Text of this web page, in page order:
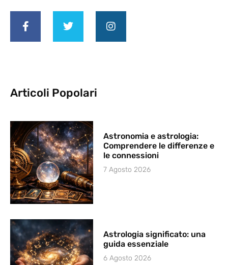
Articoli Popolari
Astronomia e astrologia:
Comprendere le differenze e
le connessioni
7 Agosto 2026
Astrologia significato: una
guida essenziale
6 Agosto 2026